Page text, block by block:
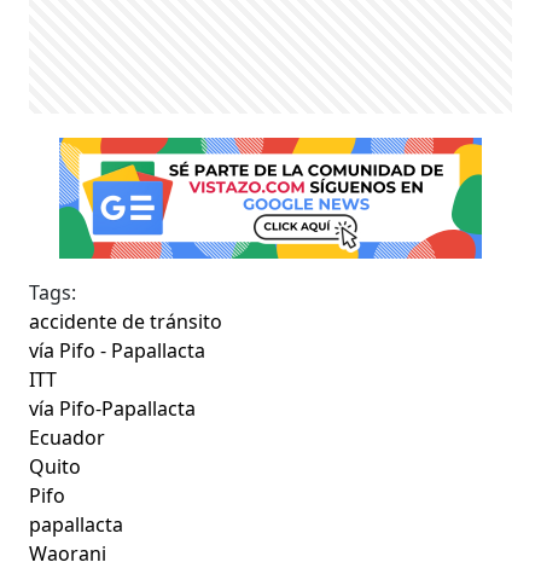
Tags:
accidente de tránsito
vía Pifo - Papallacta
ITT
vía Pifo-Papallacta
Ecuador
Quito
Pifo
papallacta
Waorani